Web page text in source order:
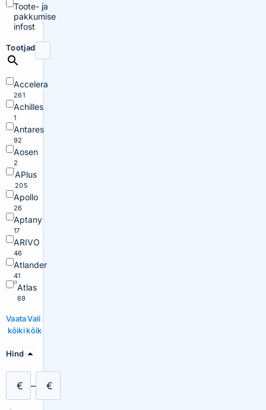
Toote- ja
pakkumise
infost
Tootjad
Accelera
261
Achilles
1
Antares
92
Aosen
2
APlus
205
Apollo
26
Aptany
17
ARIVO
46
Atlander
41
Atlas
69
Vaata
kõiki
Vali
kõik
Hind
€ – €